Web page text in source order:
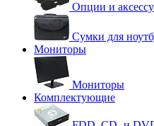
Опции и
Сумки для
Мониторы
Мониторы
Комплектующие